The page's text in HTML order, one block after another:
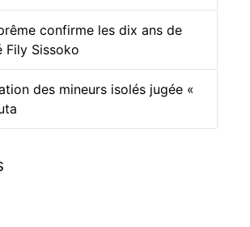
confirme les dix ans de
Fily Sissoko
des mineurs isolés jugée «